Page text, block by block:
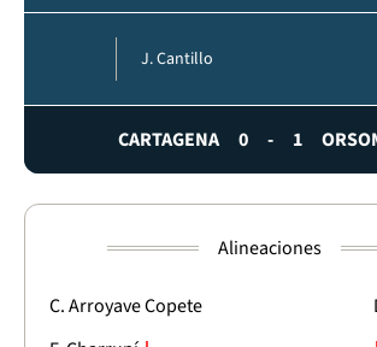
J. Cantillo
CARTAGENA 0 - 1
Alineaciones
C. Arroyave Copete